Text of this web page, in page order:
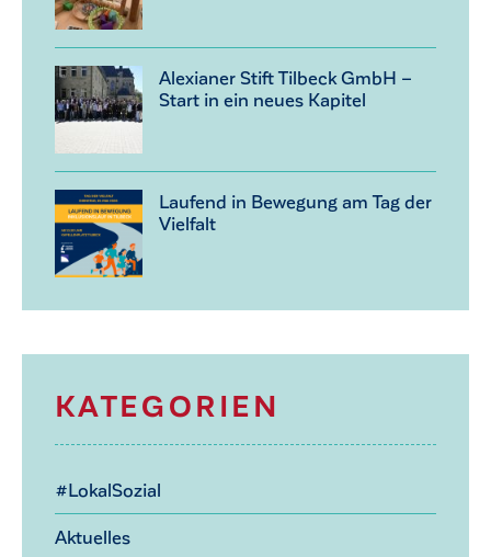
Alexianer Stift Tilbeck GmbH –
Start in ein neues Kapitel
Laufend in Bewegung am Tag der
Vielfalt
KATEGORIEN
#LokalSozial
Aktuelles